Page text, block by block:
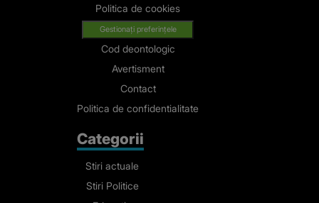
Politica de cookies
Gestionați preferințele
Cod deontologic
Avertisment
Contact
Politica de confidentialitate
Categorii
Stiri actuale
Stiri Politice